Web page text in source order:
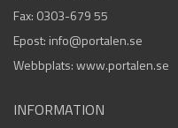
Fax: 0303-679 55
Epost: info@portalen.se
Webbplats: www.portalen.se
INFORMATION